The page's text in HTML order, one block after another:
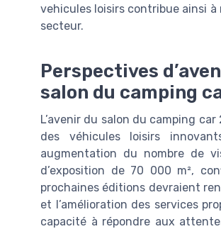
vehicules loisirs contribue ainsi
secteur.
Perspectives
salon du camping
L’avenir du salon du camping
des véhicules loisirs
augmentation du nombre de
d’exposition de 70 000 m²,
prochaines éditions devraient
et l’amélioration des services
capacité à répondre aux